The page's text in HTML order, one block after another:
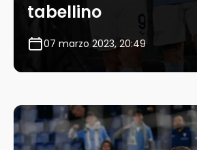
tabellino
07 marzo 2023, 20:49